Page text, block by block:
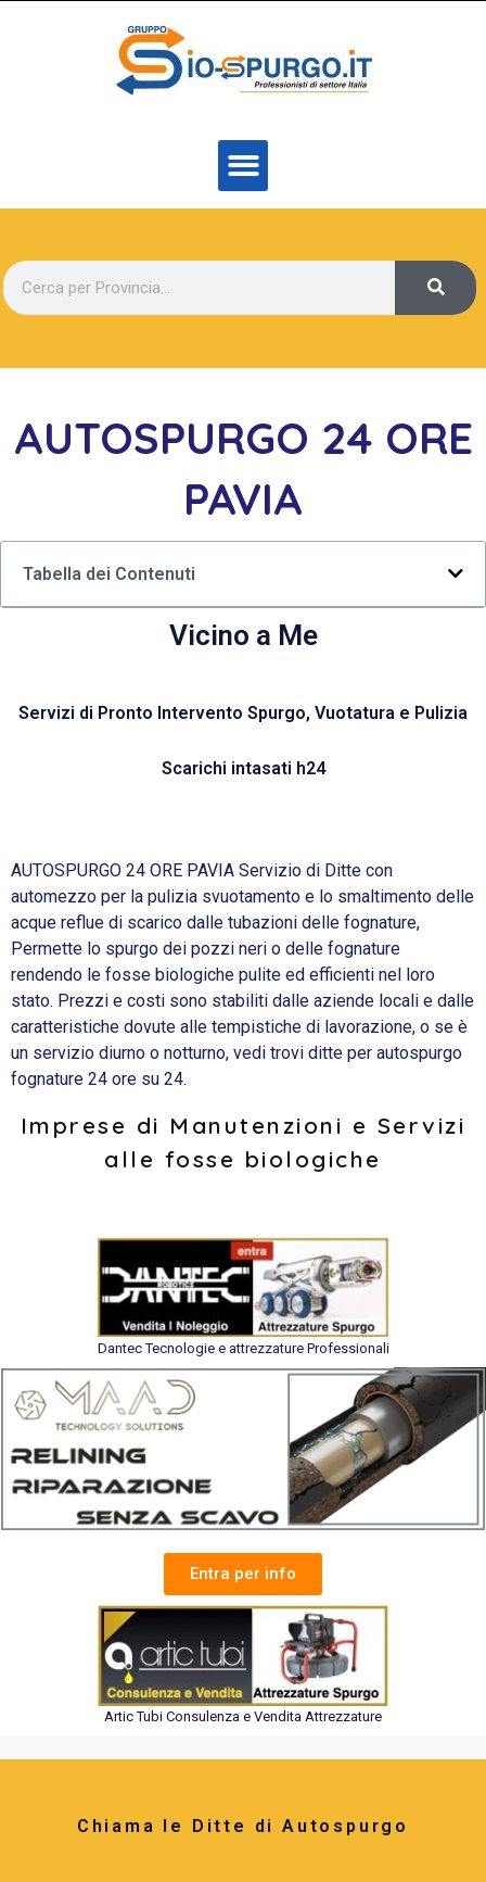
AUTOSPURGO 24 ORE
PAVIA
Tabella dei Contenuti
Vicino a Me
Servizi di Pronto Intervento Spurgo, Vuotatura e Pulizia
Scarichi intasati h24
AUTOSPURGO 24 ORE PAVIA Servizio di Ditte con
automezzo per la pulizia svuotamento e lo smaltimento delle
acque reflue di scarico dalle tubazioni delle fognature,
Permette lo spurgo dei pozzi neri o delle fognature
rendendo le fosse biologiche pulite ed efficienti nel loro
stato. Prezzi e costi sono stabiliti dalle aziende locali e dalle
caratteristiche dovute alle tempistiche di lavorazione, o se è
un servizio diurno o notturno, vedi trovi ditte per autospurgo
fognature 24 ore su 24.
Imprese di Manutenzioni e Servizi
alle fosse biologiche
Dantec Tecnologie e attrezzature Professionali
Entra per info
Artic Tubi Consulenza e Vendita Attrezzature
Chiama le Ditte di Autospurgo